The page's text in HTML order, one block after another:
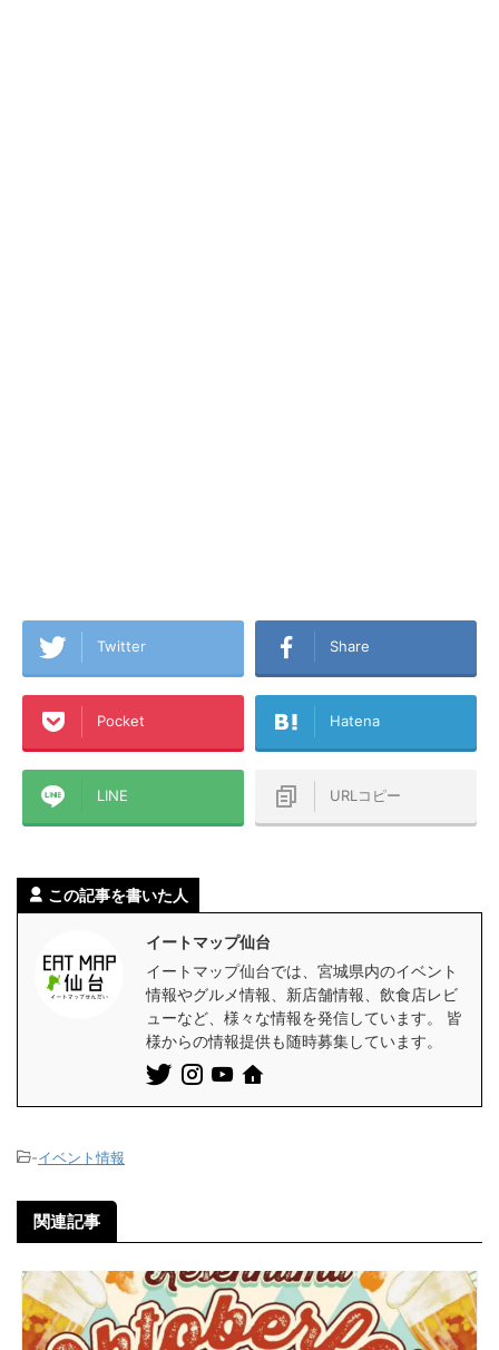
Twitter Share
Pocket Hatena
LINE URLコピー
この記事を書いた人
イートマップ仙台
イートマップ仙台では、宮城県内のイベント
情報やグルメ情報、新店舗情報、飲食店レビ
ューなど、様々な情報を発信しています。 皆
様からの情報提供も随時募集しています。
-イベント情報
関連記事